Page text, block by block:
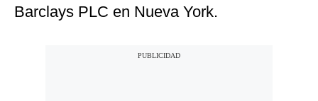
Barclays PLC en Nueva York.